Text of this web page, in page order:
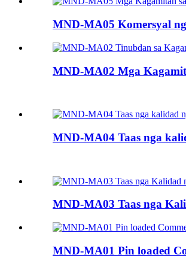
MND-MA05 Komersyal
MND-MA02 Mga
MND-MA04 Taas nga
MND-MA03 Taas nga
MND-MA01 Pin loaded